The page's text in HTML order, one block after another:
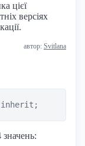
цієї
версіях
автор: Svitlana